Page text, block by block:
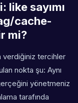
sayımı
cache-
mi?
verdiğiniz tercihler
nokta şu: Aynı
yönetmeniz
tarafında